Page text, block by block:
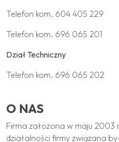
Telefon kom. 604 405 229
Telefon kom. 696 065 201
Dział Techniczny
Telefon kom. 696 065 202
O NAS
Firma założona w maju 2003
działalności firmy związana